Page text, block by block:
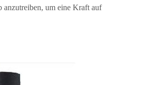
anzutreiben, um eine Kraft auf